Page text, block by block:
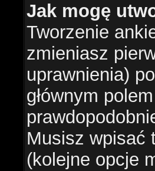
Jak mogę
Tworzenie
zmieniasz
uprawnienia)
głównym
Musisz wpisać
(kolejne opcje